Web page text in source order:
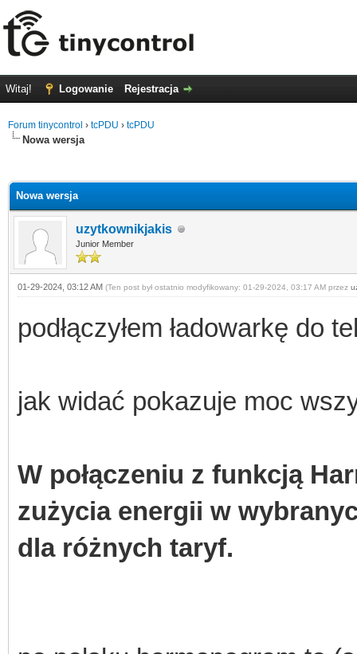
Witaj! Logowanie Rejestracja
Forum tinycontrol › tcPDU › tcPDU
Nowa wersja
Nowa wersja
uzytkownikjakis
Junior Member
01-29-2024, 03:12 AM (Ten post był ostatnio modyfikowany: 01-29-2024, 03:17 AM przez
podłączyłem ładowarkę do
jak widać pokazuje moc
W połączeniu z funkcją
zużycia energii w
dla różnych taryf.